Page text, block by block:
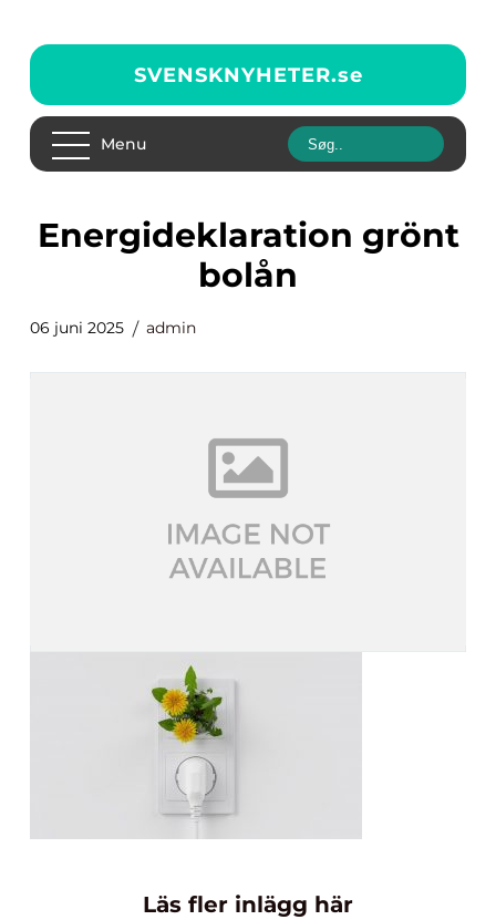
SVENSKNYHETER.se
Menu
energideklaration grönt
bolån
06 juni 2025 admin
Läs fler inlägg här